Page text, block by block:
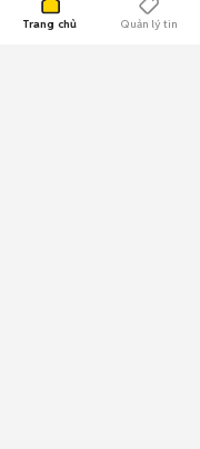
Trang chủ Quản lý tin